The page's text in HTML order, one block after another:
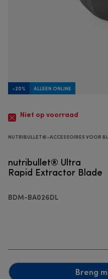
-20% ALLEEN ONLINE
Niet op voorraad
NUTRIBULLET®-ACCESSOIRES VOOR
nutribullet® Ultra
Rapid Extractor Blade
BDM-BA026DL
Breng